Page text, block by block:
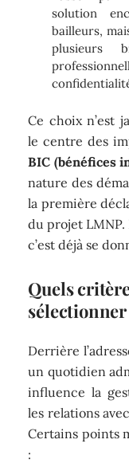
solution
bailleurs,
plusieurs
Ce choix n’est
le centre des
BIC (bénéfices
nature des
la première
du projet
c’est déjà se
Quels
sélectionner
Derrière
un quotidien
influence la
les relations
Certains points
: